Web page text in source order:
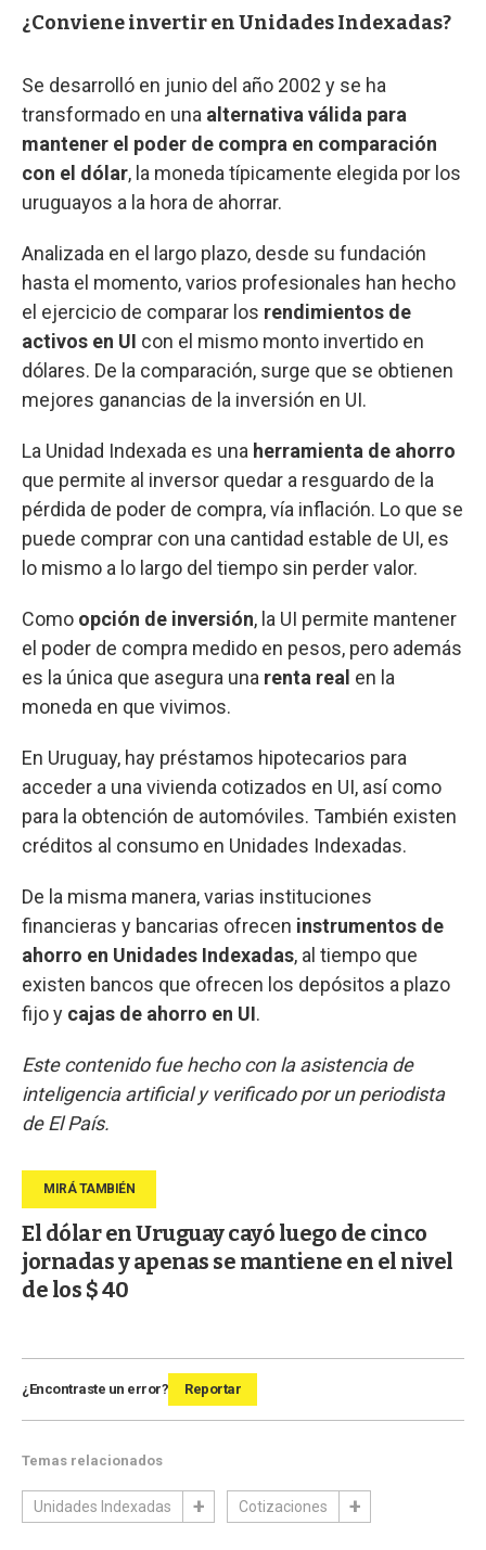
¿Conviene invertir en Unidades Indexadas?
Se desarrolló en junio del año 2002 y se ha
transformado en una alternativa válida para
mantener el poder de compra en comparación
con el dólar, la moneda típicamente elegida por los
uruguayos a la hora de ahorrar.
Analizada en el largo plazo, desde su fundación
hasta el momento, varios profesionales han hecho
el ejercicio de comparar los rendimientos de
activos en UI con el mismo monto invertido en
dólares. De la comparación, surge que se obtienen
mejores ganancias de la inversión en UI.
La Unidad Indexada es una herramienta de ahorro
que permite al inversor quedar a resguardo de la
pérdida de poder de compra, vía inflación. Lo que se
puede comprar con una cantidad estable de UI, es
lo mismo a lo largo del tiempo sin perder valor.
Como opción de inversión, la UI permite mantener
el poder de compra medido en pesos, pero además
es la única que asegura una renta real en la
moneda en que vivimos.
En Uruguay, hay préstamos hipotecarios para
acceder a una vivienda cotizados en UI, así como
para la obtención de automóviles. También existen
créditos al consumo en Unidades Indexadas.
De la misma manera, varias instituciones
financieras y bancarias ofrecen instrumentos de
ahorro en Unidades Indexadas, al tiempo que
existen bancos que ofrecen los depósitos a plazo
fijo y cajas de ahorro en UI.
Este contenido fue hecho con la asistencia de
inteligencia artificial y verificado por un periodista
de El País.
El dólar en Uruguay cayó luego de cinco
jornadas y apenas se mantiene en el nivel
de los $ 40
¿Encontraste un error? Reportar
Temas relacionados
Unidades Indexadas Cotizaciones